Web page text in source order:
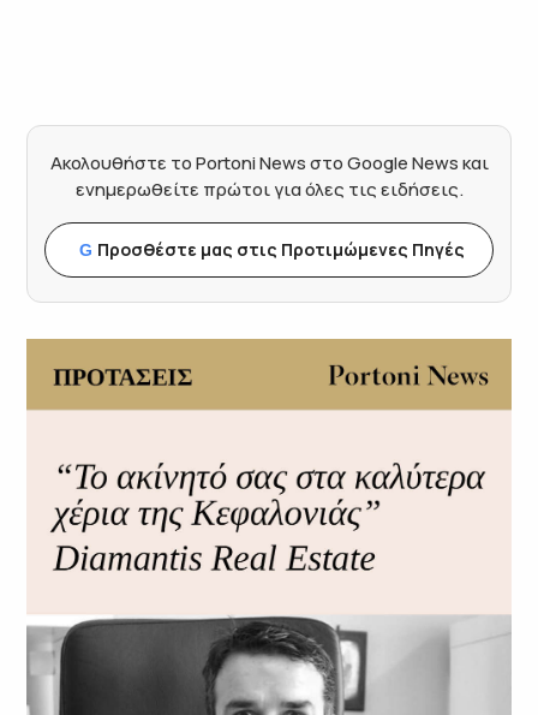
Ακολουθήστε το Portoni News στο Google News και
ενημερωθείτε πρώτοι για όλες τις ειδήσεις.
G Προσθέστε μας στις Προτιμώμενες Πηγές